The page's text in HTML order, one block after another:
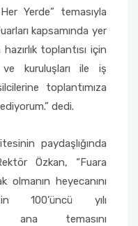
Yerde” temasıyla
kapsamında yer
hazırlık toplantısı için
kuruluşları ile iş
toplantımıza
dedi.
paydaşlığında
Özkan, “Fuara
heyecanını
100’üncü yılı
ana temasını